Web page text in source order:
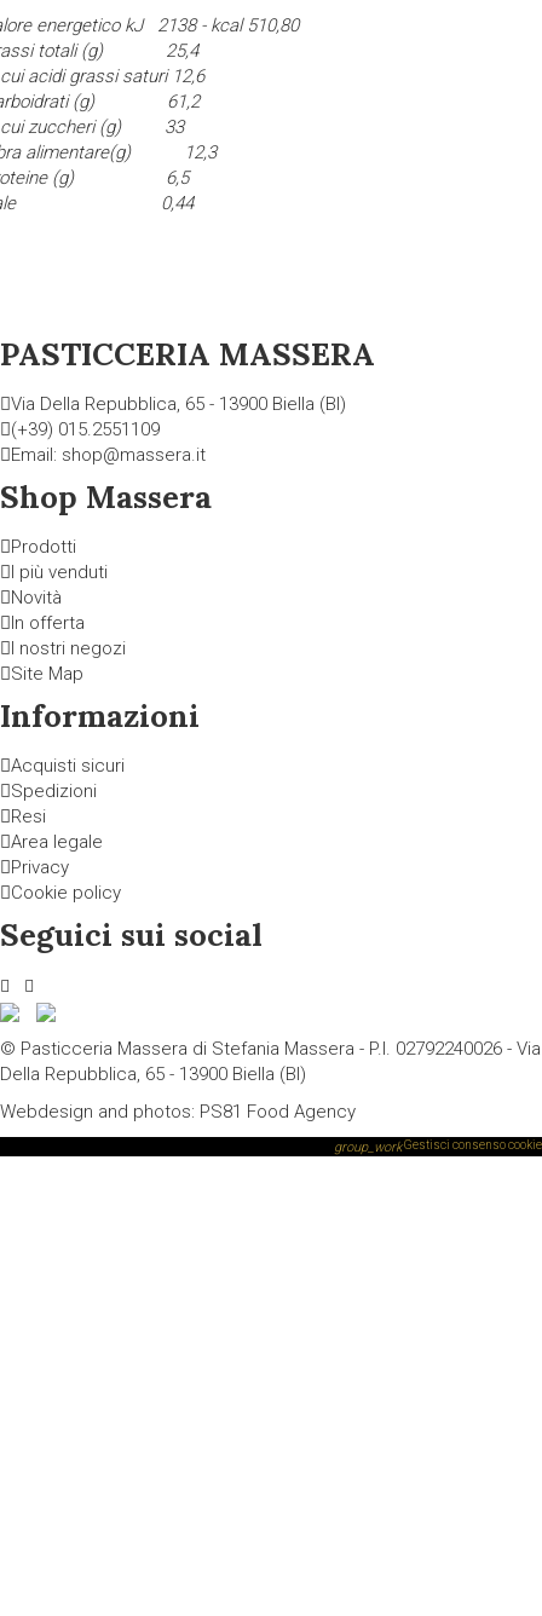
energetico kJ 2138 - kcal 510,80
totali (g) 25,4
acidi grassi saturi 12,6
(g) 61,2
cui zuccheri (g) 33
alimentare(g) 12,3
(g) 6,5
0,44
PASTICCERIA MASSERA
Via Della Repubblica, 65 - 13900 Biella (BI)
(+39) 015.2551109
Email: shop@massera.it
Shop Massera
Prodotti
I più venduti
Novità
In offerta
I nostri negozi
Site Map
Informazioni
Acquisti sicuri
Spedizioni
Resi
Area legale
Privacy
Cookie policy
Seguici sui social
© Pasticceria Massera di Stefania Massera - P.I. 02792240026 - Via
Della Repubblica, 65 - 13900 Biella (BI)
Webdesign and photos: PS81 Food Agency
group_workGestisci consenso cookie